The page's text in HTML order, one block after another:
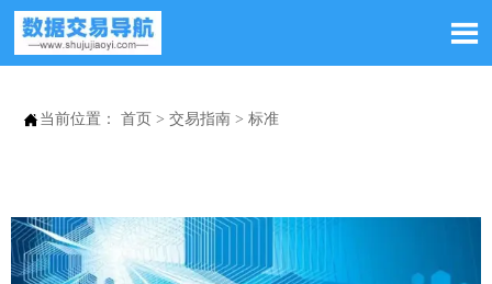

 当前位置： 首页 > 交易指南 > 标准